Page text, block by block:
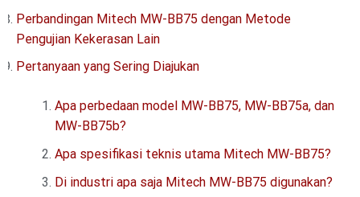
Perbandingan Mitech MW-BB75 dengan Metode
Pengujian Kekerasan Lain
Pertanyaan yang Sering Diajukan
Apa perbedaan model MW-BB75, MW-BB75a, dan
MW-BB75b?
Apa spesifikasi teknis utama Mitech MW-BB75?
Di industri apa saja Mitech MW-BB75 digunakan?